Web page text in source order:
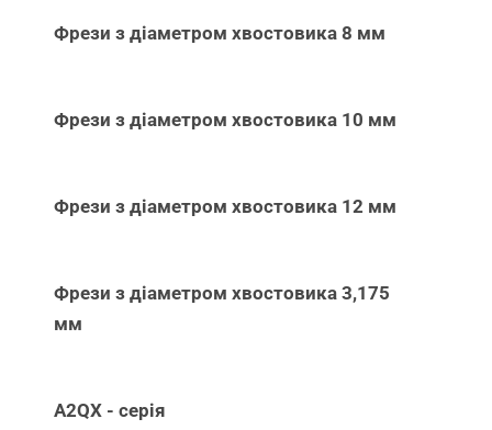
Фрези з діаметром хвостовика 8 мм
Фрези з діаметром хвостовика 10 мм
Фрези з діаметром хвостовика 12 мм
Фрези з діаметром хвостовика 3,175
мм
A2QX - серія